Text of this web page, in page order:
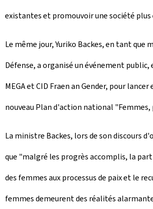
existantes et promouvoir une société plus
Le même jour, Yuriko Backes, en tant que
Défense, a organisé un événement public,
MEGA et CID Fraen an Gender, pour
nouveau Plan d'action national "Femmes,
La ministre Backes, lors de son discours
que "malgré les progrès accomplis, la
des femmes aux processus de paix et le
femmes demeurent des réalités